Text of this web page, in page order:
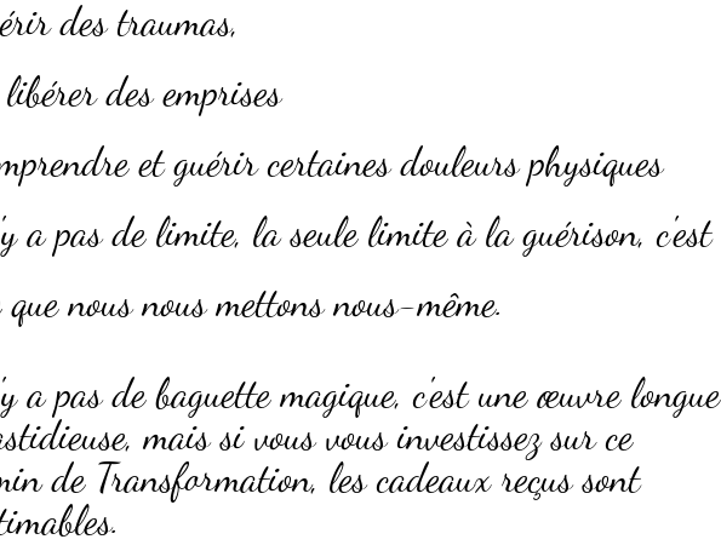
des traumas,
des emprises
et guérir certaines douleurs physiques
a pas de limite, la seule limite à la guérison, c'est
que nous nous mettons nous-même.
a pas de baguette magique, c'est une œuvre longue
mais si vous vous investissez sur ce
de Transformation, les cadeaux reçus sont